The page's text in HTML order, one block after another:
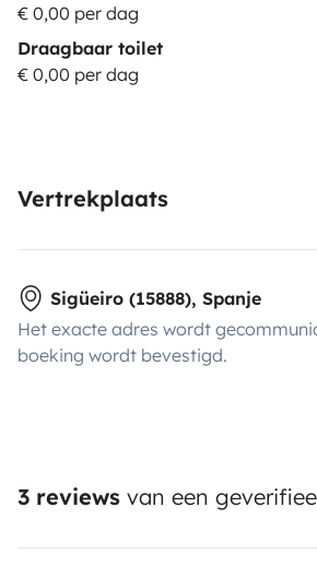
€ 0,00 per dag
Draagbaar toilet
€ 0,00 per dag
Vertrekplaats
Sigüeiro (15888), Spanje
Het exacte adres wordt
boeking wordt bevestigd.
3 reviews van een